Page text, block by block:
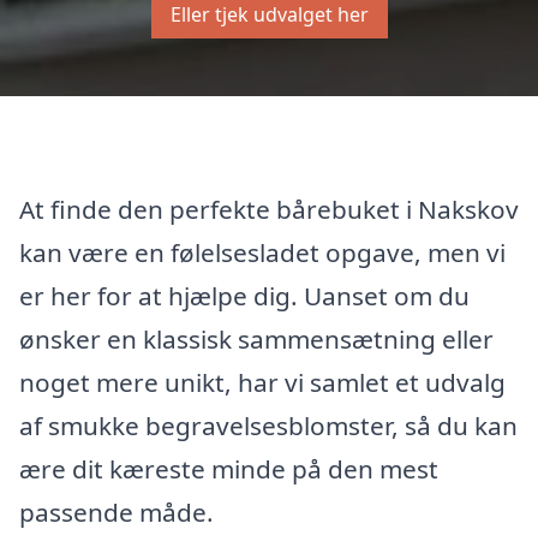
Eller tjek udvalget her
At finde den perfekte bårebuket i Nakskov
kan være en følelsesladet opgave, men vi
er her for at hjælpe dig. Uanset om du
ønsker en klassisk sammensætning eller
noget mere unikt, har vi samlet et udvalg
af smukke begravelsesblomster, så du kan
ære dit kæreste minde på den mest
passende måde.